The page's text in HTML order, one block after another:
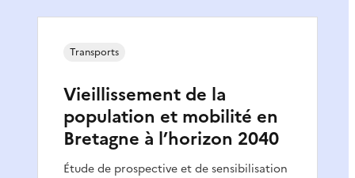
Vieillissement de la
population et mobilité en
Bretagne à l’horizon 2040
Étude de prospective et de sensibilisation
Transports